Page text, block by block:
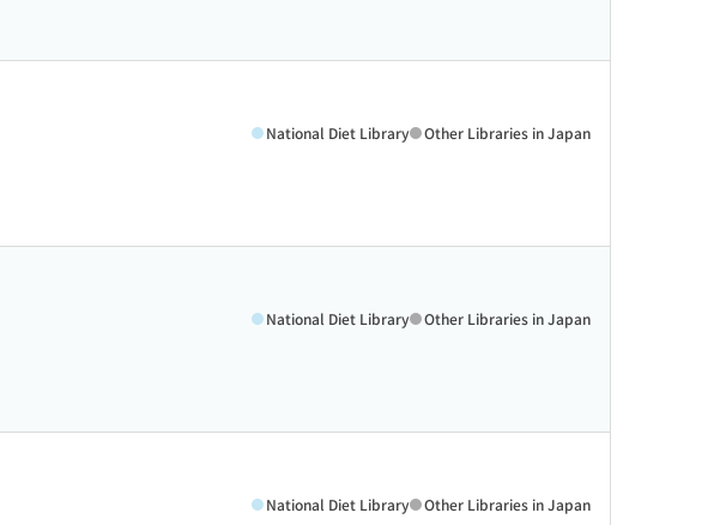
National Diet Library Other Libraries in Japan
National Diet Library Other Libraries in Japan
National Diet Library Other Libraries in Japan